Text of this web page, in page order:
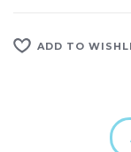
ADD TO